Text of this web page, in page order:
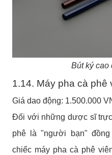
Bút ký cao
1.14. Máy pha cà phê
Giá dao động: 1.500.000
Đối với những dược sĩ
phê là "người bạn"
chiếc máy pha cà phê